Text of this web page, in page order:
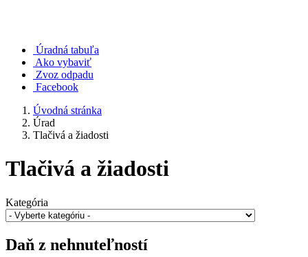
Úradná tabuľa
Ako vybaviť
Zvoz odpadu
Facebook
Úvodná stránka
Úrad
Tlačivá a žiadosti
Tlačivá a žiadosti
Kategória
Daň z nehnuteľností